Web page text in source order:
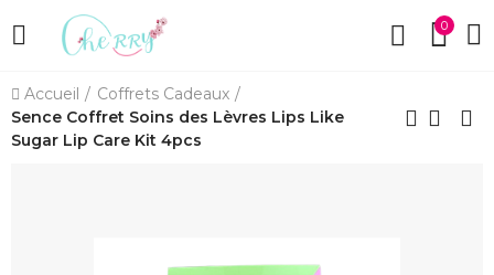
0
Accueil
Coffrets Cadeaux
Sence Coffret Soins des Lèvres Lips Like
Sugar Lip Care Kit 4pcs